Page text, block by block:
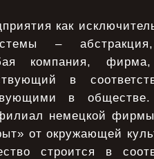
как
–
компания,
в
в
немецкой фирмы
от окружающей
строится в